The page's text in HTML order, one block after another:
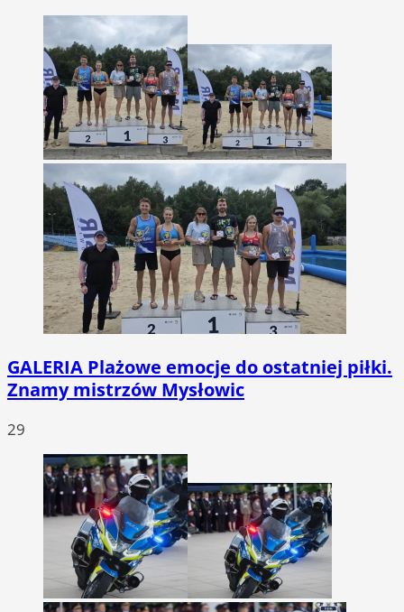
GALERIA Plażowe emocje do ostatniej piłki.
Znamy mistrzów Mysłowic
29